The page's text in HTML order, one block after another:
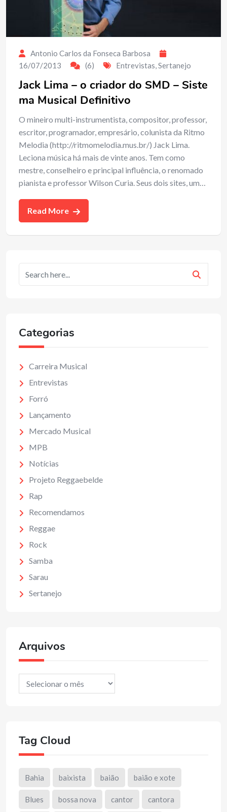
Antonio Carlos da Fonseca Barbosa
16/07/2013
(6) Entrevistas,Sertanejo
Jack Lima – o criador do SMD – Siste
ma Musical Definitivo
O mineiro multi-instrumentista, compositor, professor,
escritor, programador, empresário, colunista da Ritmo
Melodia (http://ritmomelodia.mus.br/) Jack Lima.
Leciona música há mais de vinte anos. Tem como
mestre, conselheiro e principal influência, o renomado
pianista e professor Wilson Curia. Seus dois sites, um…
Read More
Categorias
Carreira Musical
Entrevistas
Forró
Lançamento
Mercado Musical
MPB
Notícias
Projeto Reggaebelde
Rap
Recomendamos
Reggae
Rock
Samba
Sarau
Sertanejo
Arquivos
Arquivos
Tag Cloud
Bahia baixista baião baião e xote
Blues bossa nova cantor cantora